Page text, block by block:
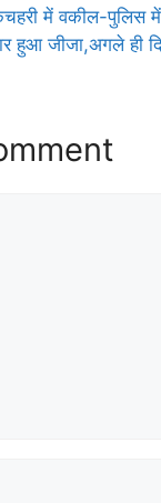
में वकील-पुलिस
हुआ जीजा,अगले ही